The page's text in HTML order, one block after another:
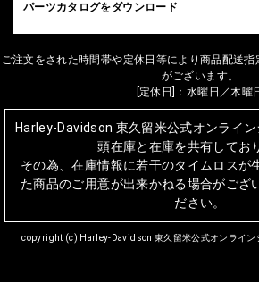
パーツカタログをダウンロード
ご注文をされた時間帯や定休日等により商品配送
がございます。
[定休日]：水曜日／木曜
Harley-Davidson 東久留米公式オンライ
頭在庫と在庫を共有してお
その為、在庫情報に若干のタイムロスが
た商品のご用意が出来かねる場合がござ
ださい。
copyright (c) Harley-Davidson 東久留米公式オンライ